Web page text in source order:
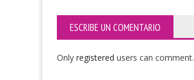
ESCRIBE UN COMENTARIO
Only registered users can comment.